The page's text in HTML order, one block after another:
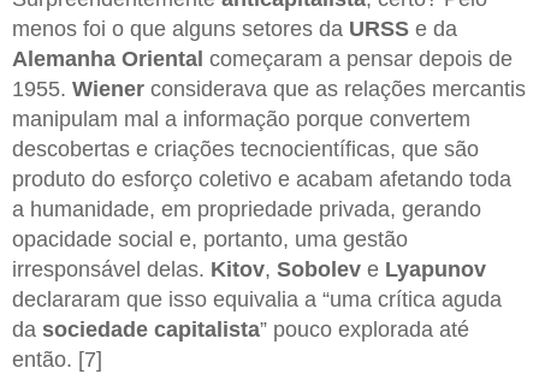
menos foi o que alguns setores da URSS e da
Alemanha Oriental começaram a pensar depois de
1955. Wiener considerava que as relações mercantis
manipulam mal a informação porque convertem
descobertas e criações tecnocientíficas, que são
produto do esforço coletivo e acabam afetando toda
a humanidade, em propriedade privada, gerando
opacidade social e, portanto, uma gestão
irresponsável delas. Kitov, Sobolev e Lyapunov
declararam que isso equivalia a “uma crítica aguda
da sociedade capitalista” pouco explorada até
então. [7]